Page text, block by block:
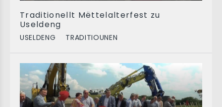
Traditionellt Mëttelalterfest zu
Useldeng
USELDENG TRADITIOUNEN